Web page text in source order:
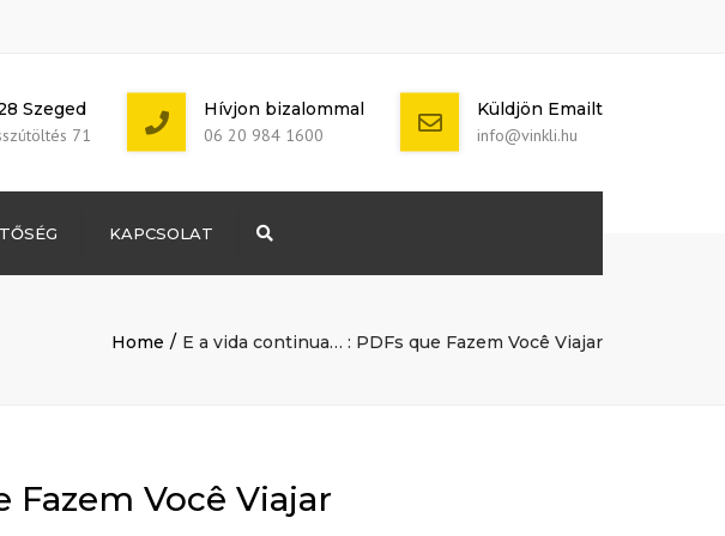
Mon - Sat: 7:00 -
+ 386 40 111
Szeged
71
Hívjon bizalommal
06 20 984 1600
Küldjön Emailt
info@vinkli.hu
KAPCSOLAT
Home E a vida continua… : PDFs que Fazem Você Viajar
Fazem Você Viajar